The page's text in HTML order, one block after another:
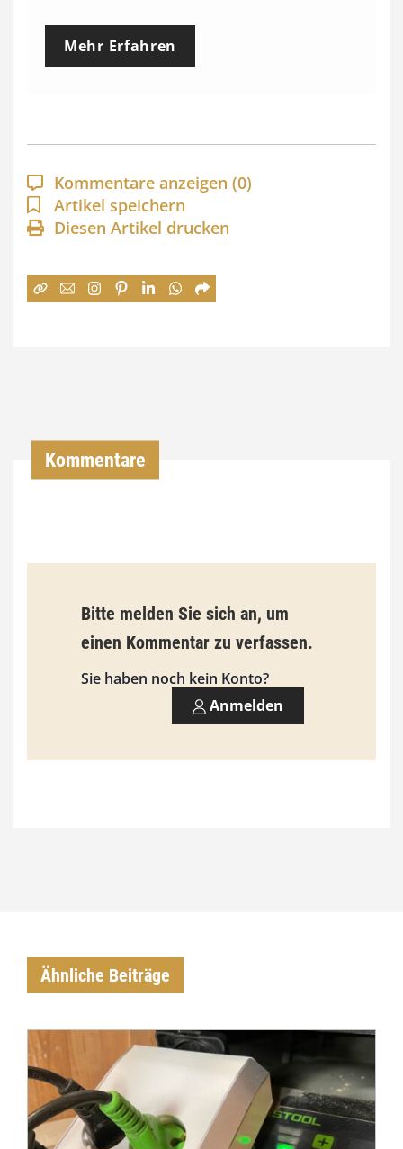
e
p
a
n
n
:
9
3
0
0
Mehr Erfahren
Kommentare anzeigen (0)
Artikel speichern
Diesen Artikel drucken
Kommentare
Bitte melden Sie sich an, um
einen Kommentar zu verfassen.
Sie haben noch kein Konto?
Anmelden
Ähnliche Beiträge